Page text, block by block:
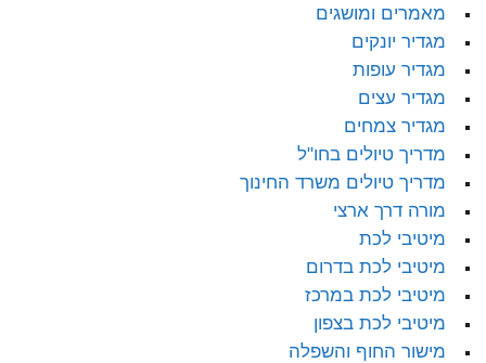
מאמרים ומושגים
מגדיר יונקים
מגדיר עופות
מגדיר עצים
מגדיר צמחים
מדריך טיולים בחו"ל
מדריך טיולים משרד החינוך
מורה דרך ארצי
מיטיבי לכת
מיטיבי לכת בדרום
מיטיבי לכת במרכז
מיטיבי לכת בצפון
מישור החוף והשפלה